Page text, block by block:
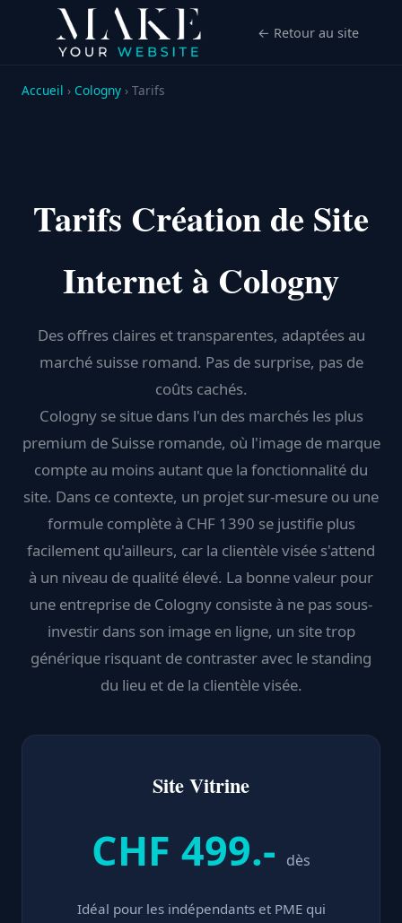
← Retour au site
Accueil › Cologny › Tarifs
Tarifs Création de Site
Internet à Cologny
Des offres claires et transparentes, adaptées au
marché suisse romand. Pas de surprise, pas de
coûts cachés.
Cologny se situe dans l'un des marchés les plus
premium de Suisse romande, où l'image de marque
compte au moins autant que la fonctionnalité du
site. Dans ce contexte, un projet sur-mesure ou une
formule complète à CHF 1390 se justifie plus
facilement qu'ailleurs, car la clientèle visée s'attend
à un niveau de qualité élevé. La bonne valeur pour
une entreprise de Cologny consiste à ne pas sous-
investir dans son image en ligne, un site trop
générique risquant de contraster avec le standing
du lieu et de la clientèle visée.
Site Vitrine
CHF 499.- dès
Idéal pour les indépendants et PME qui